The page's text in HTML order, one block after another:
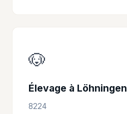
🐶
Élevage à Löhningen
8224